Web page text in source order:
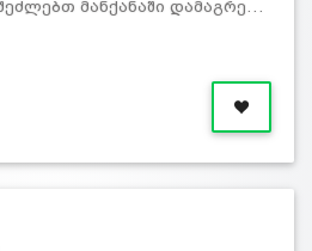
მანქანაში დამაგრე…